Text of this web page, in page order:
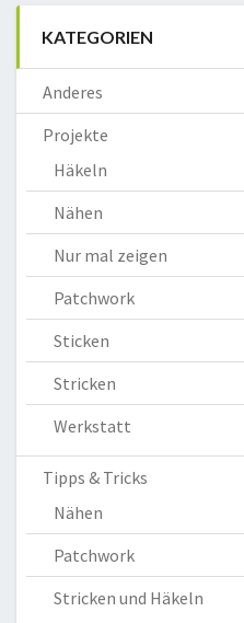
KATEGORIEN
Anderes
Projekte
Häkeln
Nähen
Nur mal zeigen
Patchwork
Sticken
Stricken
Werkstatt
Tipps & Tricks
Nähen
Patchwork
Stricken und Häkeln